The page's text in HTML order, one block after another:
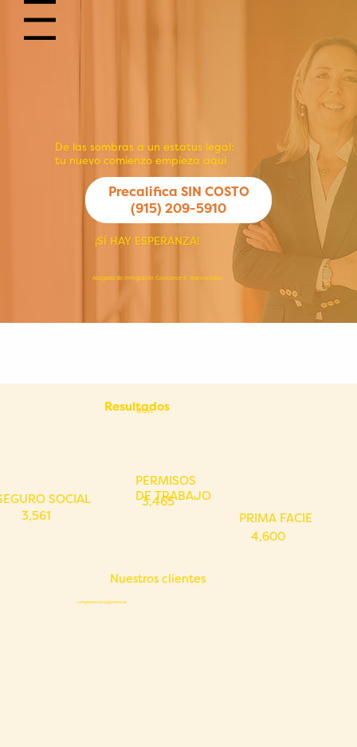
Menu
Abogada de Inmigración Constance R. Wannamaker
De las sombras a un estatus legal:
tu nuevo comienzo empieza aquí
Precalifica SIN COSTO
(915) 209-5910
¡SÍ HAY ESPERANZA!
Resultados
Reales
Nuestros clientes
comparten su experiencia
SOCIAL
3,561
PERMISOS
DE TRABAJO
3,465
PRIMA FACIE
4,600